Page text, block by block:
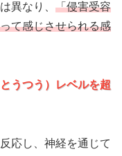
異なり、 「侵害受容
て感じさせられる感
うつう）レベルを超
応し、神経を通じて